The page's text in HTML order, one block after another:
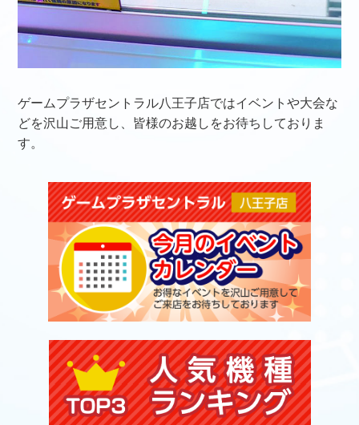
ゲームプラザセントラル八王子店ではイベントや大会な
どを沢山ご用意し、皆様のお越しをお待ちしておりま
す。